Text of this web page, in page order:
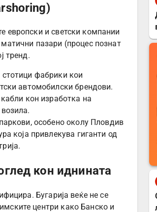
европски и светски компании
пазари (процес познат
тренд.
фабрики кои
автомобилски брендови.
кон изработка на
особено околу Пловдив
која привлекува гиганти од
кон иднината
Бугарија веќе не се
центри како Банско и